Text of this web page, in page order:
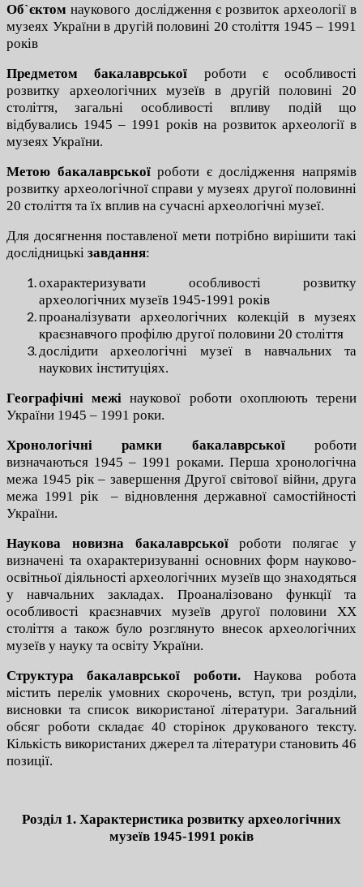
Об`єктомнаукового дослідження є розвиток археології в
музеях України в другій половині 20 століття 1945 – 1991
років
Предметом
бакалаврської роботи є особливості
розвитку археологічних музеїв в другій половині 20
століття, загальні особливості впливу подій що
відбувались 1945 – 1991 років на розвиток археології в
музеях України.
Метою бакалаврськоїроботи є дослідження напрямів
розвитку археологічної справи у музеях другої половинні
20 століття та їх вплив на сучасні археологічні музеї.
Для досягнення поставленої мети потрібно вирішити такі
дослідницькі завдання:
охарактеризувати особливості розвитку
археологічних музеїв 1945-1991 років
проаналізувати археологічних колекцій в музеях
краєзнавчого профілю другої половини 20 століття
дослідити археологічні музеї в навчальних та
наукових інституціях.
Географічні межі наукової роботи охоплюють терени
України 1945 – 1991 роки.
Хронологічні рамки бакалаврськоїроботи
визначаються 1945 – 1991 роками. Перша хронологічна
межа 1945 рік – завершення Другої світової війни, друга
межа 1991 рік – відновлення державної самостійності
України.
Наукова новизна
бакалаврськоїроботи полягає у
визначені та охарактеризуванні основних форм науково-
освітньої діяльності археологічних музеїв що знаходяться
у навчальних закладах. Проаналізовано функції та
особливості краєзнавчих музеїв другої половини ХХ
століття а також було розглянуто внесок археологічних
музеїв у науку та освіту України.
Структура бакалаврської роботи. Наукова робота
містить перелік умовних скорочень, вступ, три розділи,
висновки та список використаної літератури. Загальний
обсяг роботи складає 40 сторінок друкованого тексту.
Кількість використаних джерел та літератури становить 46
позиції.
Розділ 1. Характеристика розвитку археологічних
музеїв 1945-1991 років